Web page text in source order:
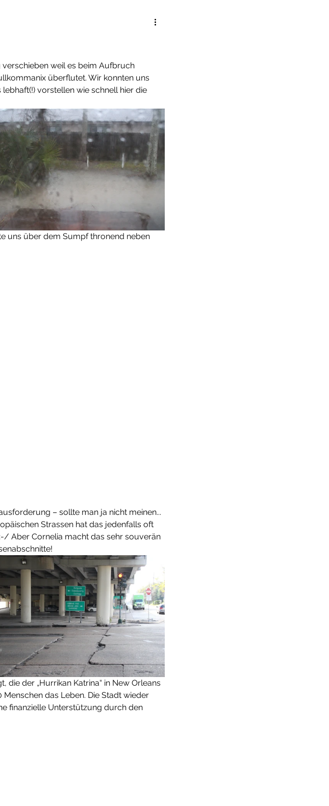
verschieben weil es beim Aufbruch
überflutet. Wir konnten uns
vorstellen wie schnell hier die
uns über dem Sumpf thronend neben
– sollte man ja nicht meinen...
Strassen hat das jedenfalls oft
Aber Cornelia macht das sehr souverän
der „Hurrikan Katrina“ in New Orleans
das Leben. Die Stadt wieder
finanzielle Unterstützung durch den